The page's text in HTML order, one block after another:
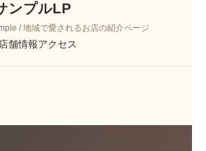
ンプルLP
/ 地域で愛されるお店の紹介ページ
店舗情報アクセス